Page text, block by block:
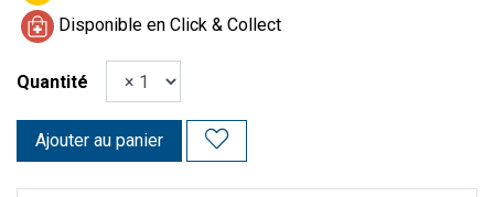
Disponible en Click & Collect
Quantité
Ajouter au panier